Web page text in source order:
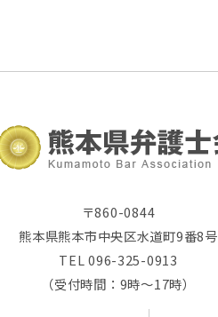
〒860-0844
熊本県熊本市中央区水道町9番8号
TEL 096-325-0913
（受付時間：9時～17時）